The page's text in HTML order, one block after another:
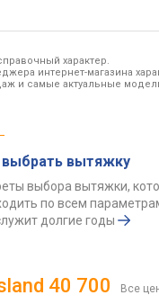
характер.
интернет-магазина
и самые актуальные
выбрать вытяжку
выбора вытяжки,
по всем
долгие годы
40 700 Все